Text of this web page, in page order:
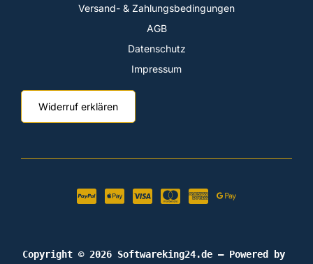
Versand- & Zahlungsbedingungen
AGB
Datenschutz
Impressum
Widerruf erklären